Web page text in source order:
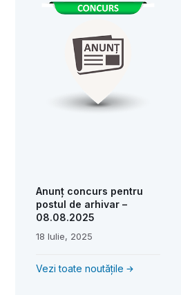
Anunț concurs pentru
postul de arhivar –
08.08.2025
18 Iulie, 2025
Vezi toate noutățile